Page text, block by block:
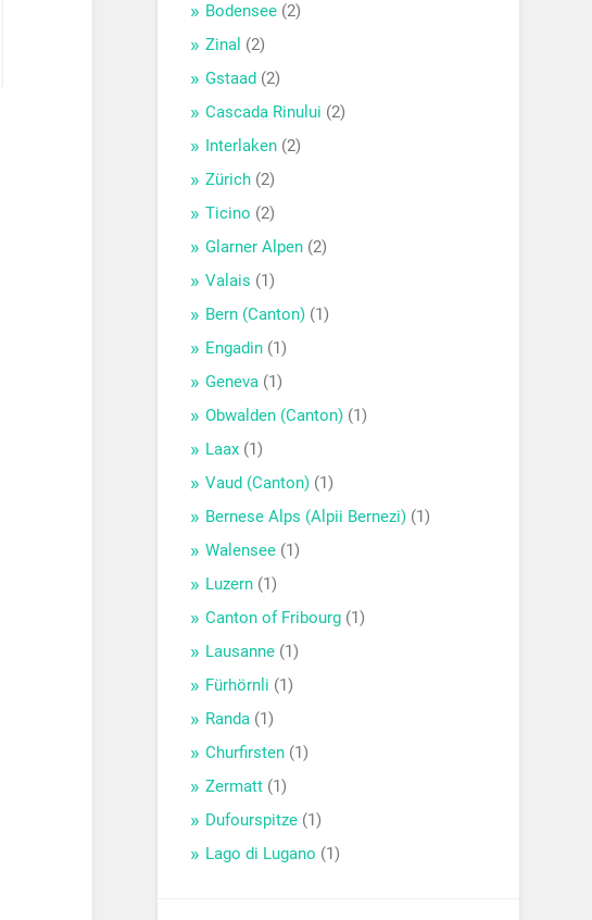
Bodensee (2)
Zinal (2)
Gstaad (2)
Cascada Rinului (2)
Interlaken (2)
Zürich (2)
Ticino (2)
Glarner Alpen (2)
Valais (1)
Bern (Canton) (1)
Engadin (1)
Geneva (1)
Obwalden (Canton) (1)
Laax (1)
Vaud (Canton) (1)
Bernese Alps (Alpii Bernezi) (1)
Walensee (1)
Luzern (1)
Canton of Fribourg (1)
Lausanne (1)
Fürhörnli (1)
Randa (1)
Churfirsten (1)
Zermatt (1)
Dufourspitze (1)
Lago di Lugano (1)